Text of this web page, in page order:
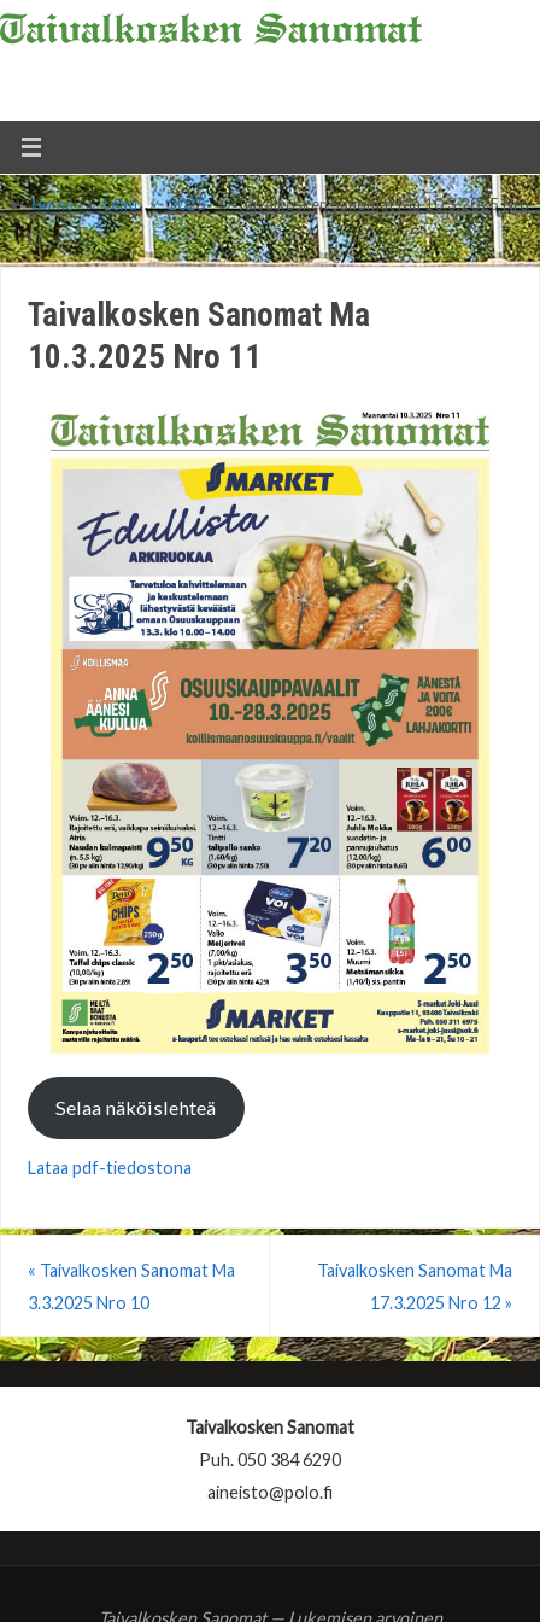
Home » Lehti » 2025 » Taivalkosken Sanomat Ma 10.3.2025 Nro
11
Taivalkosken Sanomat Ma
10.3.2025 Nro 11
Selaa näköislehteä
Lataa pdf-tiedostona
« Taivalkosken Sanomat Ma
3.3.2025 Nro 10
Taivalkosken Sanomat Ma
17.3.2025 Nro 12»
Taivalkosken Sanomat
Puh. 050 384 6290
aineisto@polo.fi
Taivalkosken Sanomat — Lukemisen arvoinen